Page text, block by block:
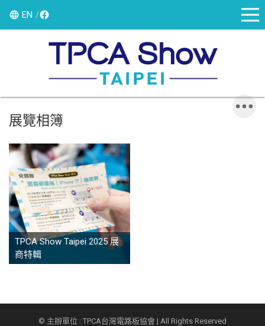
EN
展覽相簿
TPCA Show Taipei 2025 展
商特輯
© 主辦單位 : TPCA台灣電路板協會 | All Rights Reserved